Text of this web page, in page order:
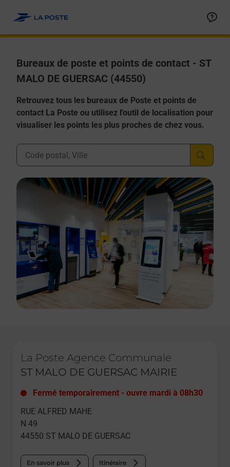
Bureaux de poste et points de contact - ST
MALO DE GUERSAC (44550)
Retrouvez tous les bureaux de Poste et points de
contact La Poste ou utilisez l'outil de localisation pour
visualiser les points les plus proches de chez vous.
Ville, Département, Code Postal
La Poste Agence Communale
ST MALO DE GUERSAC MAIRIE
Fermé temporairement - ouvre mardi à 08h30
RUE ALFRED MAHE
N 49
44550 ST MALO DE GUERSAC
En savoir plus Itinéraire